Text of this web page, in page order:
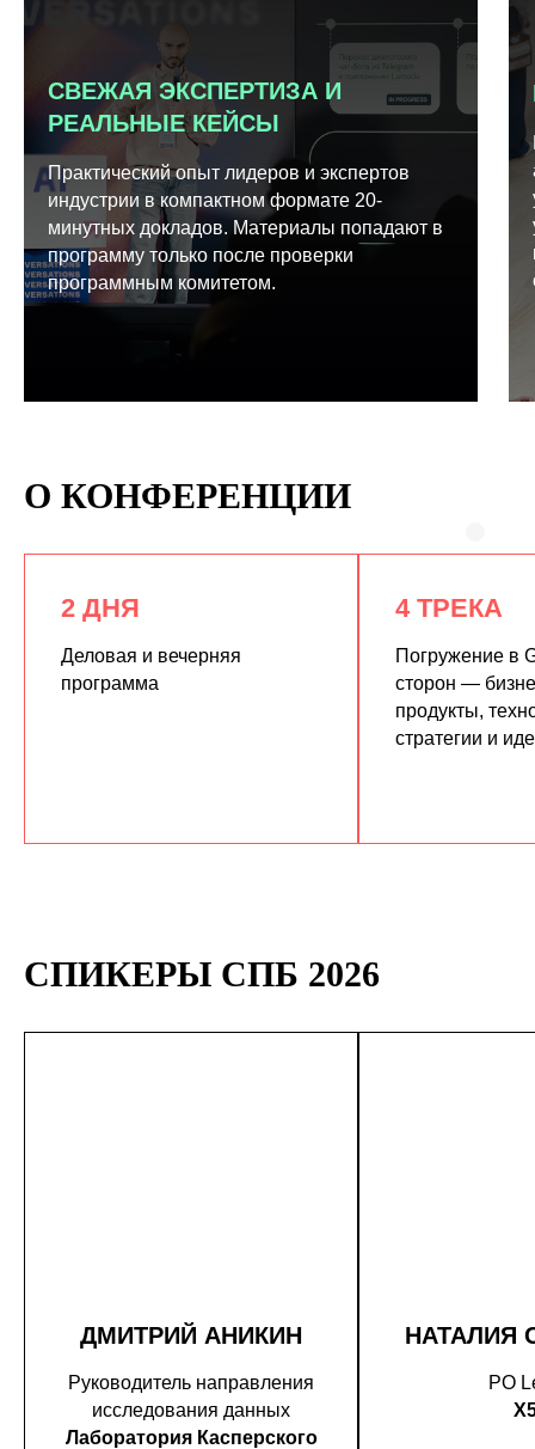
СВЕЖАЯ ЭКСПЕРТИЗА И
РЕАЛЬНЫЕ КЕЙСЫ
Практический опыт лидеров и экспертов
индустрии в компактном формате 20-
минутных докладов. Материалы попадают в
программу только после проверки
программным комитетом.
О КОНФЕРЕНЦИИ
2 ДНЯ
Деловая и вечерняя
программа
4 ТРЕКА
Погружение в
сторон —
продукты,
стратегии и
СПИКЕРЫ СПБ 2026
ДМИТРИЙ АНИКИН
Руководитель направления
исследования данных
Лаборатория Касперского
НАТАЛИЯ
PO